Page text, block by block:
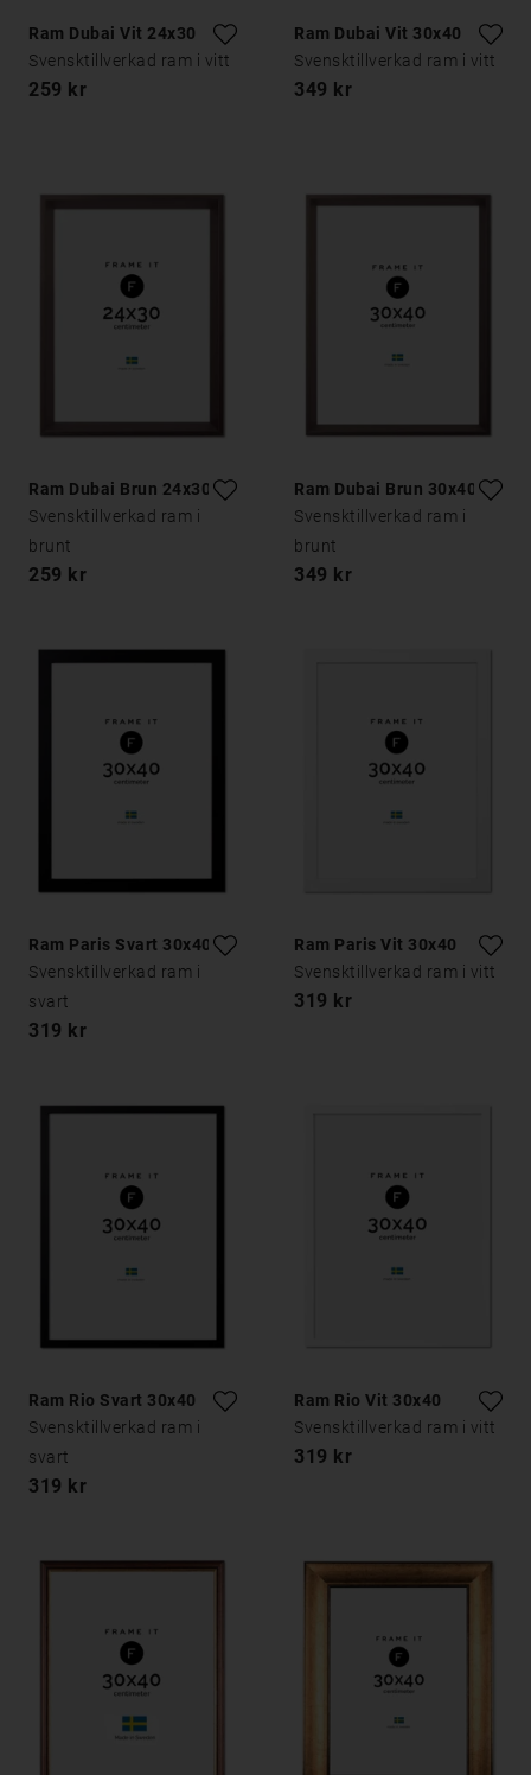
Ram Dubai Vit 24x30
Svensktillverkad ram i vitt
259 kr
Ram Dubai Vit 30x40
Svensktillverkad ram i vitt
349 kr
Ram Dubai Brun 24x30
Svensktillverkad ram i
brunt
259 kr
Ram Dubai Brun 30x40
Svensktillverkad ram i
brunt
349 kr
Ram Paris Svart 30x40
Svensktillverkad ram i
svart
319 kr
Ram Paris Vit 30x40
Svensktillverkad ram i vitt
319 kr
Ram Rio Svart 30x40
Svensktillverkad ram i
svart
319 kr
Ram Rio Vit 30x40
Svensktillverkad ram i vitt
319 kr